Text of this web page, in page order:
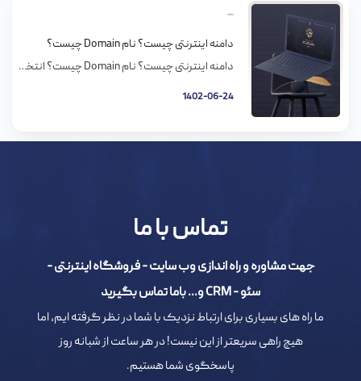
دامنه اینترنتی چیست؟ نام Domain چیست؟
دامنه اینترنتی چیست؟ نام Domain چیست؟ انتخاب و خرید نام دامنه بخش مهمی از استراتژی بازاریابی آنلاین شماست. یک آدرس اینترنتی یا نام دامنه معادل آدرس پستی شما می‌باشد و روشی برای ارتباطات شماست؛ علاوه بر این به مشتریان کمک خواهد کرد وبسایت شما را در اینترنت بیابند. بنابراین نام دامنه در زمان ایجاد وبسایت […]
1402-06-24
تماس با ما
جهت مشاوره و راه اندازی وب سایت - فروشگاه اینترنتی -
سئو - CRM و... باما تماس بگیرید
ما راه های بسیاری برای ارتباط نزدیک با شما در نظر گرفته ایم، اما
هیچ راهی سریعتر از این نیست! در هر ساعت از شبانه روز
پاسخگوی شما هستیم.